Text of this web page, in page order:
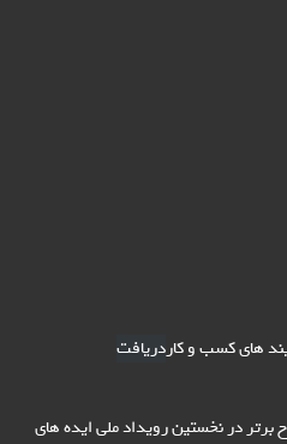
های کسب و کاردریافت
سیما از طرح برتر در نخستین رویداد ملی ایده های